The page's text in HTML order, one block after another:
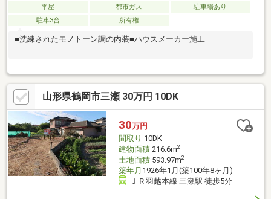
平屋 都市ガス
駐車場あり
駐車3台
所有権
■洗練されたモノトーン調の内装■ハウスメーカー施工
山形県鶴岡市三瀬 30万円 10DK
30万円
間取り 10DK
建物面積216.6m2
土地面積593.97m2
築年月 1926年1月(築100年8ヶ月)
ＪＲ羽越本線 三瀬駅 徒歩5分